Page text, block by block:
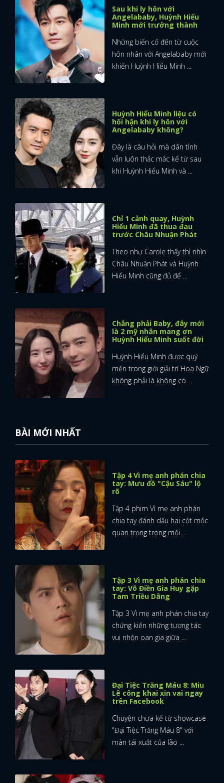
Sau khi ly hôn với
Angelababy, Huỳnh Hiểu
Minh mới trưởng thành
Những biến cố đến từ cuộc
hôn nhân với Angelababy mới
khiến Huỳnh Hiểu Minh ...
Huỳnh Hiểu Minh liệu có
hối hận khi ly hôn với
Angelababy không?
Đây là câu hỏi mà dân tình
vẫn luôn thắc mắc kể từ sau
khi Huỳnh Hiểu Minh và ...
Chỉ 1 cảnh quay, Huỳnh
Hiểu Minh đã thua đau
trước Châu Nhuận Phát
Theo như Carole thấy thì nhìn
Châu Nhuận Phát và Huỳnh
Hiểu Minh cũng đủ để ...
Chẳng phải Baby, đây mới
là 2 mỹ nhân mang ơn
Huỳnh Hiểu Minh suốt đời
Huỳnh Hiểu Minh được quý
mến trong giới giải trí Hoa Ngữ
không phải là không có ...
BÀI MỚI NHẤT
Tập 4 Vì mẹ anh phán chia
tay: Mưu đồ "Cậu Sáu" lộ
rõ
Tập 4 phim Vì mẹ anh phán
chia tay đánh dấu hai cột mốc
quan trọng trong mối ...
Tập 3 Vì mẹ anh phán chia
tay: Võ Điền Gia Huy gặp
Tam Triều Dâng
Tập 3 Vì mẹ anh phán chia tay
chứng kiến những tương tác
vui nhộn oan gia giữa ...
Đại Tiệc Trăng Máu 8: Miu
Lê công khai xin vai ngay
trên Facebook
Chuyện chưa kể từ showcase
"Đại Tiệc Trăng Máu 8" với
màn tái xuất của lão ...